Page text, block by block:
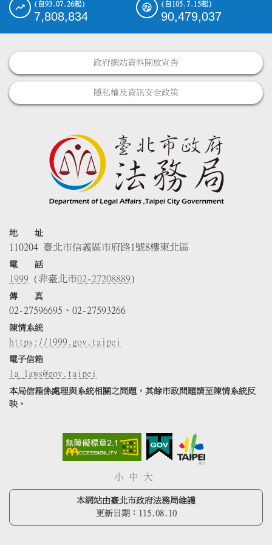
(自93.07.26起)
7,808,834
(自105.7.15起)
90,479,037
政府網站資料開放宣告
隱私權及資訊安全政策
地 址
110204 臺北市信義區市府路1號8樓東北區
電 話
1999 (非臺北市02-27208889)
傳 真
02-27596695、02-27593266
陳情系統
https://1999.gov.taipei
電子信箱
la_laws@gov.taipei
本局信箱係處理與系統相關之問題，其餘市政問題請至陳情系統反
映。
小 中 大
本網站由臺北市政府法務局維護
更新日期： 115.08.10